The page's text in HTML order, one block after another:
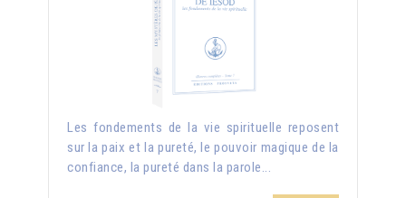
Les fondements de la vie spirituelle reposent
sur la paix et la pureté, le pouvoir magique de la
confiance, la pureté dans la parole...